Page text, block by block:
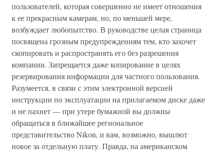
пользователей, которая совершенно не имеет отношения
к ее прекрасным камерам, но, по меньшей мере,
возбуждает любопытство. В руководстве целая страница
посвящена грозным предупреждениям тем, кто захочет
скопировать и распространять его без разрешения
компании. Запрещается даже копирование в целях
резервирования информации для частного пользования.
Разумеется, в связи с этим электронной версией
инструкции по эксплуатации на прилагаемом диске даже
и не пахнет — при утере бумажной вы должны
обращаться в ближайшее региональное
представительство Nikon, и вам, возможно, вышлют
новое за отдельную плату. Правда, на американском